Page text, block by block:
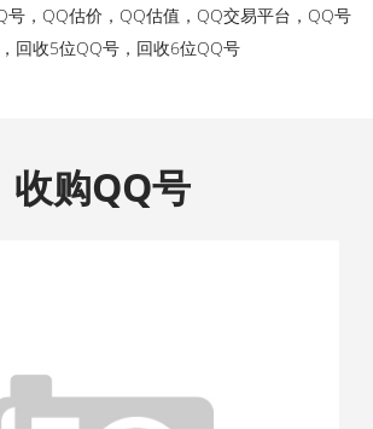
号，QQ估价，QQ估值，QQ交易平台，QQ号
回收5位QQ号，回收6位QQ号
收购QQ号